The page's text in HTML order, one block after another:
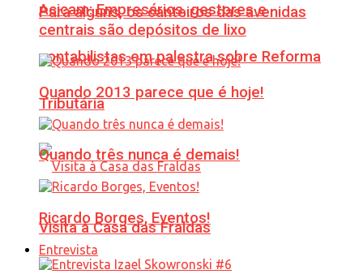
Acicam: Empresários, gestores e
contabilistas em palestra sobre Reforma
Tributária
Visita à Casa das Fraldas
Para alguns, os canteiros das avenidas
centrais são depósitos de lixo
Quando 2013 parece que é hoje!
Quando três nunca é demais!
Ricardo Borges, Eventos!
Entrevista